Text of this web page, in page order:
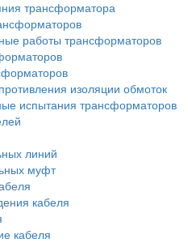
трансформатора
работы трансформаторов
изоляции обмоток
испытания трансформаторов
линий
муфт
кабеля
кабеля